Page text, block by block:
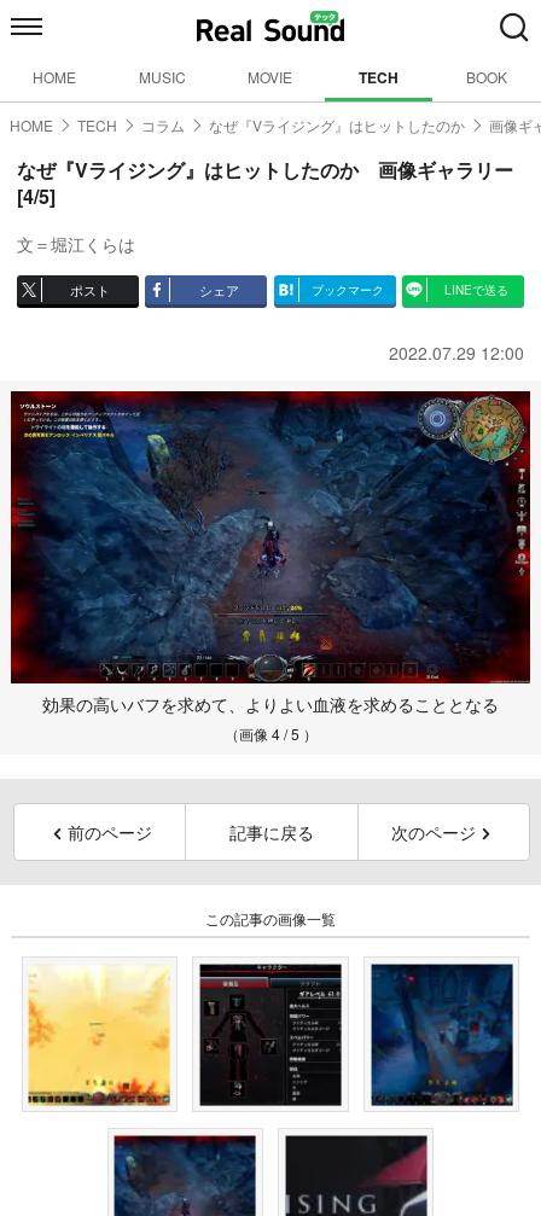
HOME MUSIC MOVIE TECH BOOK
HOME TECH コラム なぜ『Vライジング』はヒットしたのか 画像ギ
なぜ『Vライジング』はヒットしたのか 画像ギャラリー
[4/5]
文＝堀江くらは
ポスト シェア ブックマーク LINEで送る
2022.07.29 12:00
効果の高いバフを求めて、よりよい血液を求めることとなる
（画像 4 / 5 ）
前のページ 記事に戻る 次のページ
この記事の画像一覧